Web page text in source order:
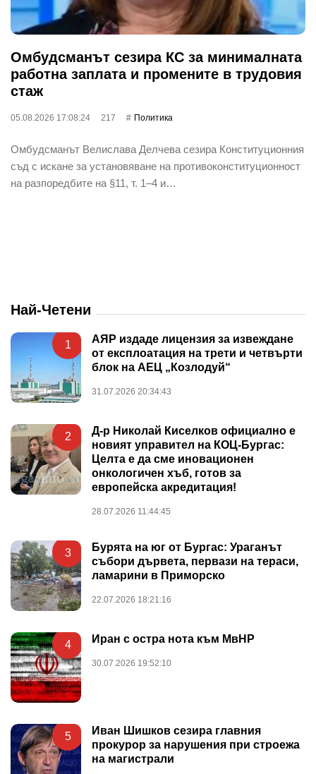
Омбудсманът сезира КС за минималната
работна заплата и промените в трудовия
стаж
05.08.2026 17:08:24 217 Политика
Омбудсманът Велислава Делчева сезира Конституционния
съд с искане за установяване на противоконституционност
на разпоредбите на §11, т. 1–4 и…
Най-Четени
1
АЯР издаде лицензия за извеждане
от експлоатация на трети и четвърти
блок на АЕЦ „Козлодуй“
31.07.2026 20:34:43
2
Д-р Николай Киселков официално е
новият управител на КОЦ-Бургас:
Целта е да сме иновационен
онкологичен хъб, готов за
европейска акредитация!
28.07.2026 11:44:45
3
Бурята на юг от Бургас: Ураганът
събори дървета, первази на тераси,
ламарини в Приморско
22.07.2026 18:21:16
4 Иран с остра нота към МвНР
30.07.2026 19:52:10
5
Иван Шишков сезира главния
прокурор за нарушения при строежа
на магистрали